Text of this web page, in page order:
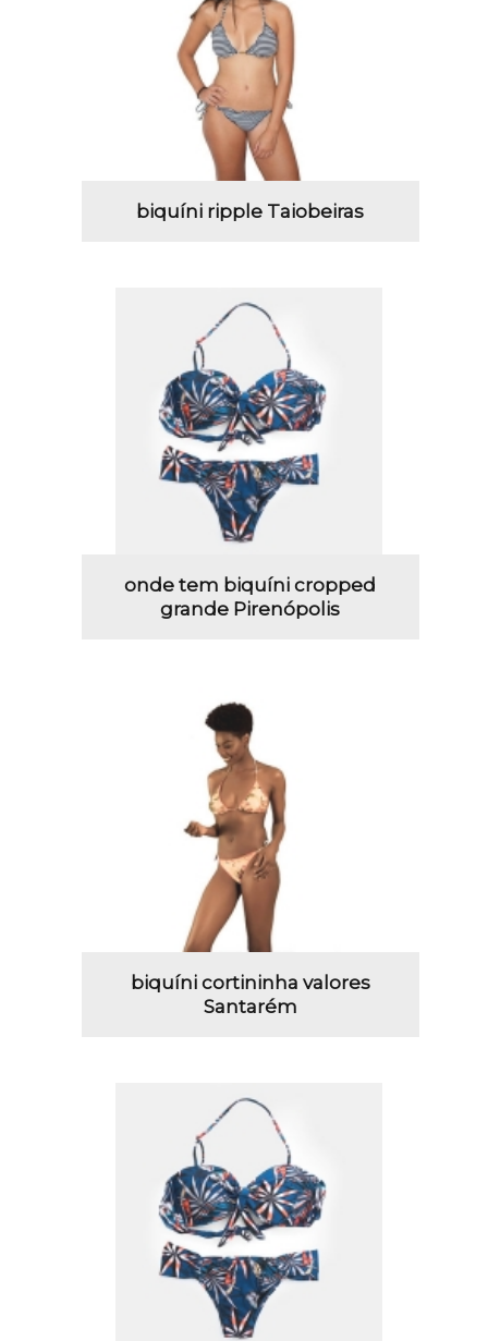
biquíni ripple Taiobeiras
onde tem biquíni cropped
grande Pirenópolis
biquíni cortininha valores
Santarém